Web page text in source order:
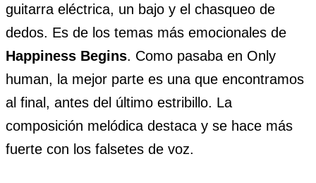
guitarra eléctrica, un bajo y el chasqueo de
dedos. Es de los temas más emocionales de
Happiness Begins. Como pasaba en Only
human, la mejor parte es una que encontramos
al final, antes del último estribillo. La
composición melódica destaca y se hace más
fuerte con los falsetes de voz.